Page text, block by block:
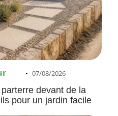
07/08/2026
devant de la
pour un jardin facile